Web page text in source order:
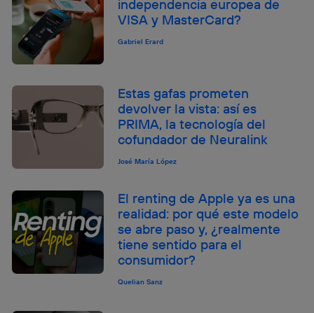
independencia europea de
VISA y MasterCard?
Gabriel Erard
Estas gafas prometen
devolver la vista: así es
PRIMA, la tecnología del
cofundador de Neuralink
José María López
El renting de Apple ya es una
realidad: por qué este modelo
se abre paso y, ¿realmente
tiene sentido para el
consumidor?
Quelian Sanz